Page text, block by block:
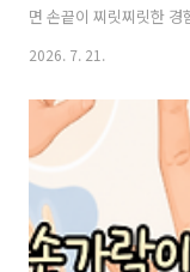
면 손끝이 찌릿찌릿한
진다면 손목터널증후군
밤에 손이 저리고, 어느
목터널증후군이 의심되
지 함께 알아보겠습니다
수 있습니다손목터널증
가는 정중신경이 압박받
2026. 7. 21.